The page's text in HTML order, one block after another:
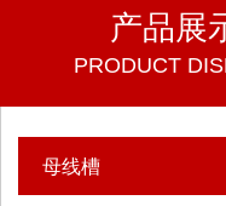
产品展
PRODUCT
母线槽